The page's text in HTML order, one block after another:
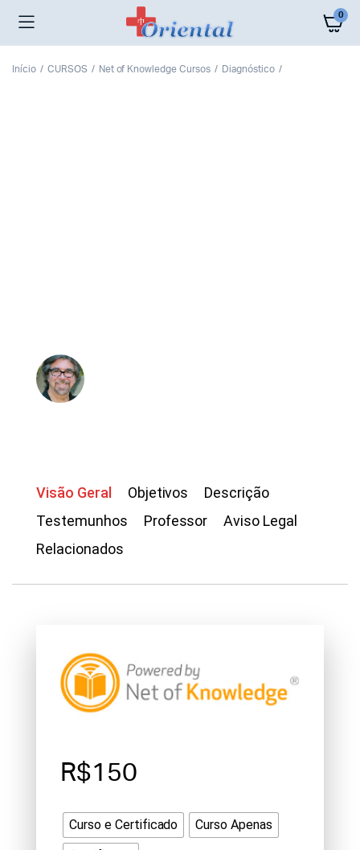
0
Início CURSOS Net of Knowledge Cursos Diagnóstico
Visão Geral Objetivos
Descrição
Testemunhos
Professor
Aviso Legal
Relacionados
R$150
Curso e Certificado
Curso Apenas